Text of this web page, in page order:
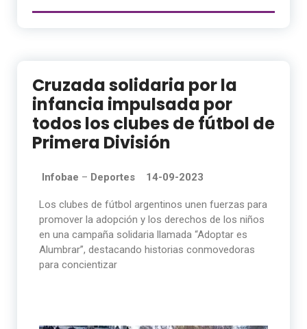
Cruzada solidaria por la
infancia impulsada por
todos los clubes de fútbol de
Primera División
Infobae – Deportes 14-09-2023
Los clubes de fútbol argentinos unen fuerzas para
promover la adopción y los derechos de los niños
en una campaña solidaria llamada “Adoptar es
Alumbrar”, destacando historias conmovedoras
para concientizar